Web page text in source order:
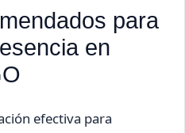
para
en
efectiva para